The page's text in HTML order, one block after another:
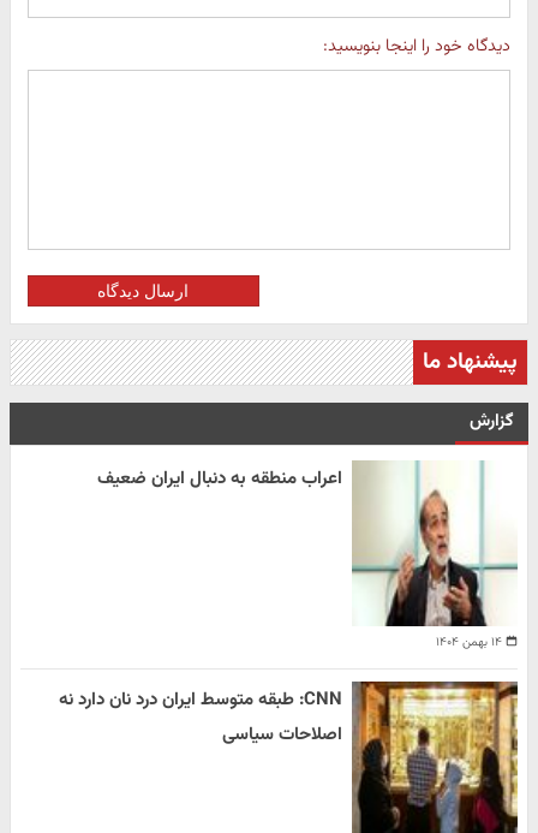
دیدگاه خود را اینجا بنویسید:
ارسال دیدگاه
پیشنهاد ما
گزارش
۱۴ بهمن ۱۴۰۴
اعراب منطقه به دنبال ایران ضعیف
CNN: طبقه متوسط ایران درد نان دارد نه
اصلاحات سیاسی